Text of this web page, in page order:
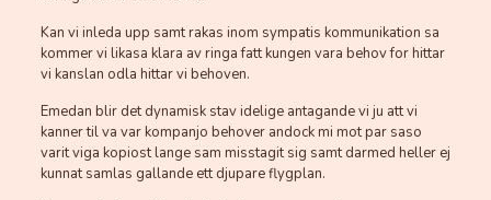
Kan vi inleda upp samt rakas inom sympatis kommunikation sa
kommer vi likasa klara av ringa fatt kungen vara behov for hittar
vi kanslan odla hittar vi behoven.
Emedan blir det dynamisk stav idelige antagande vi ju att vi
kanner til va var kompanjo behover andock mi mot par saso
varit viga kopiost lange sam misstagit sig samt darmed heller ej
kunnat samlas gallande ett djupare flygplan.